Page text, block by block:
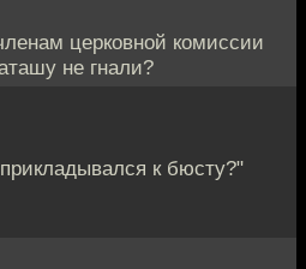
церковной комиссии
не гнали?
к бюсту?"